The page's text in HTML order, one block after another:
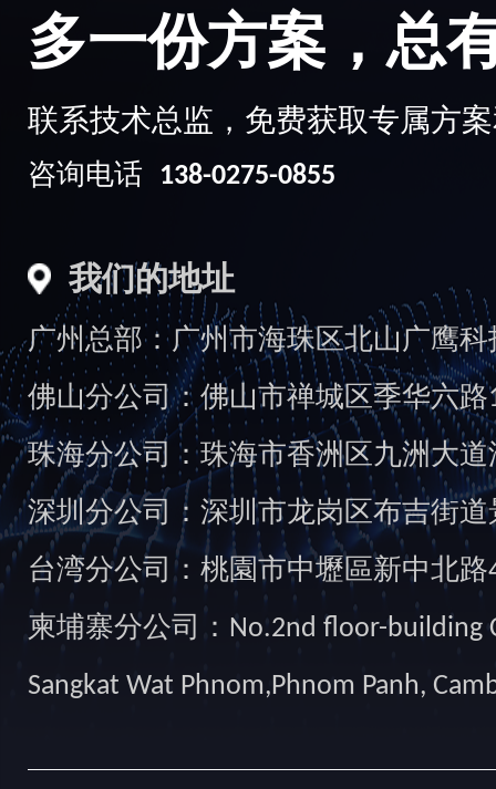
多一份方案，总
联系技术总监，免费获取专属方
咨询电话 138-0275-0855
我们的地址
广州总部：广州市海珠区北山广鹰科
佛山分公司：佛山市禅城区季华六路
珠海分公司：珠海市香洲区九洲大道
深圳分公司：深圳市龙岗区布吉街
台湾分公司：桃園市中壢區新中北路
柬埔寨分公司：No.2nd floor-building
Sangkat Wat Phnom,Phnom Panh,